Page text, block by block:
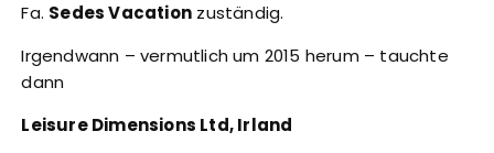
Fa. Sedes Vacation zuständig.
Irgendwann – vermutlich um 2015 herum – tauchte
dann
Leisure Dimensions Ltd, Irland